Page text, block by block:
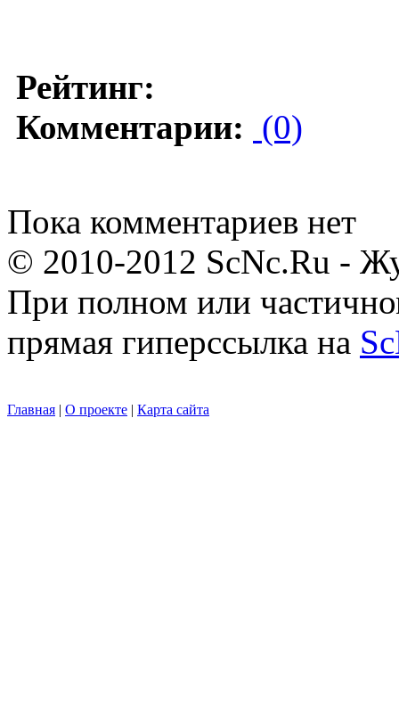
Рейтинг:
Комментарии: (0)
Пока комментариев нет
© 2010-2012 ScNc.Ru -
При полном или
прямая гиперссылка на
Главная | О проекте | Карта сайта